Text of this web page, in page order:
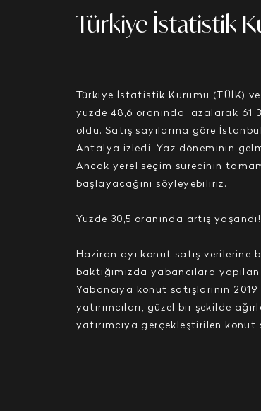
Türkiye İstatistik
Türkiye İstatistik Kurumu (TÜİK)
yüzde 48,6 oranında
azalarak 61
oldu. Satış sayılarına göre
Antalya izledi. Yaz döneminin
Ancak yerel seçim sürecinin
başlayacağını söyleyebiliriz.
Yüzde 30,5 oranında artış yaşandı!
Haziran ayı konut satış verilerine
baktığımızda yabancılara
Yabancıya konut satışlarının
yatırımcıları, güzel bir şekilde
yatırımcıya gerçekleştirilen konut